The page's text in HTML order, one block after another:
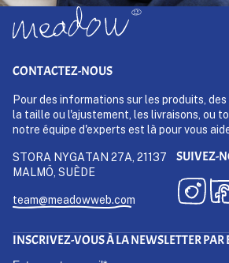
CONTACTEZ-NOUS
Pour des informations sur les produits,
la taille ou l'ajustement, les livraisons, ou
notre équipe d'experts est là pour vous
STORA NYGATAN 27A, 21137
MALMÖ, SUÈDE
team@meadowweb.com
SUIVEZ-
INSCRIVEZ-VOUS À LA NEWSLETTER PAR